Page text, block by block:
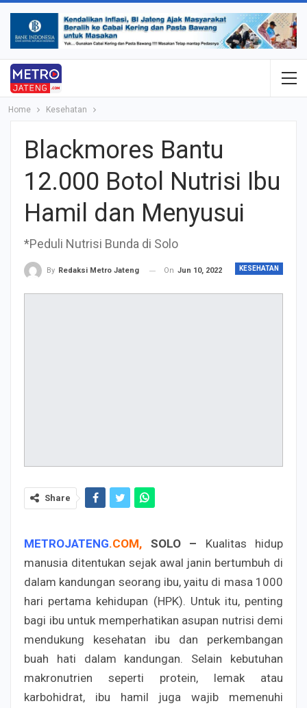
Home Kesehatan
Blackmores Bantu
12.000 Botol Nutrisi Ibu
Hamil dan Menyusui
*Peduli Nutrisi Bunda di Solo
KESEHATAN
By Redaksi Metro Jateng On Jun 10, 2022
Share
METROJATENG.COM, SOLO – Kualitas hidup
manusia ditentukan sejak awal janin bertumbuh di
dalam kandungan seorang ibu, yaitu di masa 1000
hari pertama kehidupan (HPK). Untuk itu, penting
bagi ibu untuk memperhatikan asupan nutrisi demi
mendukung kesehatan ibu dan perkembangan
buah hati dalam kandungan. Selain kebutuhan
makronutrien seperti protein, lemak atau
karbohidrat, ibu hamil juga wajib memenuhi